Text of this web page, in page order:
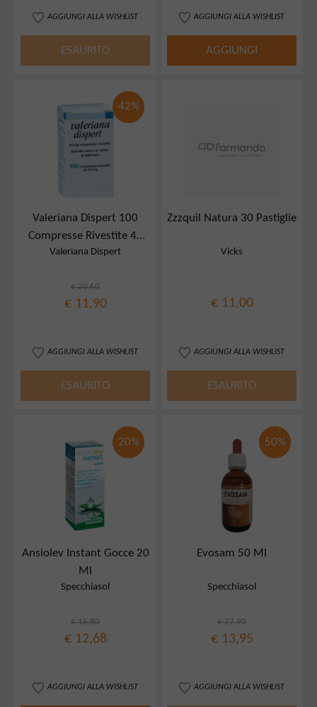
AGGIUNGI ALLA WISHLIST
ESAURITO
AGGIUNGI ALLA WISHLIST
AGGIUNGI
42%
Valeriana Dispert 100
Compresse Rivestite 45
Mg
Valeriana Dispert
€ 20,60
€ 11,90
AGGIUNGI ALLA WISHLIST
ESAURITO
Zzzquil Natura 30 Pastiglie
Vicks
€ 11,00
AGGIUNGI ALLA WISHLIST
ESAURITO
20%
Ansiolev Instant Gocce 20
Ml
Specchiasol
€ 15,80
€ 12,68
AGGIUNGI ALLA WISHLIST
50%
Evosam 50 Ml
Specchiasol
€ 27,90
€ 13,95
AGGIUNGI ALLA WISHLIST